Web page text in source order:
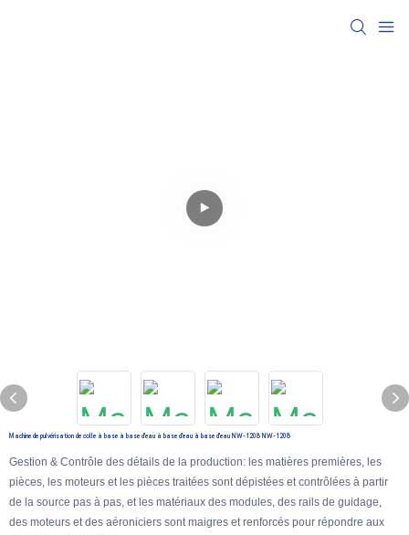
Machine de pulvérisation de colle à base à base d'eau à base d'eau à base d'eau NW-1208 NW-1208
Gestion & Contrôle des détails de la production: les matières premières, les
pièces, les moteurs et les pièces traitées sont dépistées et contrôlées à partir
de la source pas à pas, et les matériaux des modules, des rails de guidage,
des moteurs et des aéroniciers sont maigres et renforcés pour répondre aux